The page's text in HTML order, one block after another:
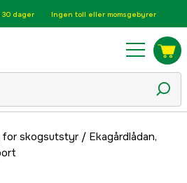
30 dager Ingen toll eller momsgebyrer
for skogsutstyr/ Ekagårdlådan,